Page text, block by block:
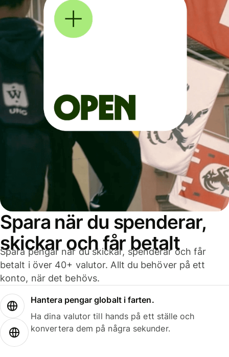
Spara när du spenderar,
skickar och får betalt
Spara pengar när du skickar, spenderar och får
betalt i över 40+ valutor. Allt du behöver på ett
konto, när det behövs.
Hantera pengar globalt i farten.
Ha dina valutor till hands på ett ställe och
konvertera dem på några sekunder.